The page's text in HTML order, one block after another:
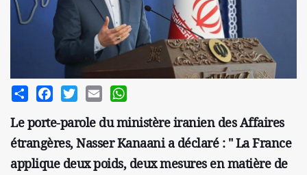
Share FacebookTwitterEmail
Le porte-parole du ministère iranien des Affaires
étrangères, Nasser Kanaani a déclaré : " La France
applique deux poids, deux mesures en matière de